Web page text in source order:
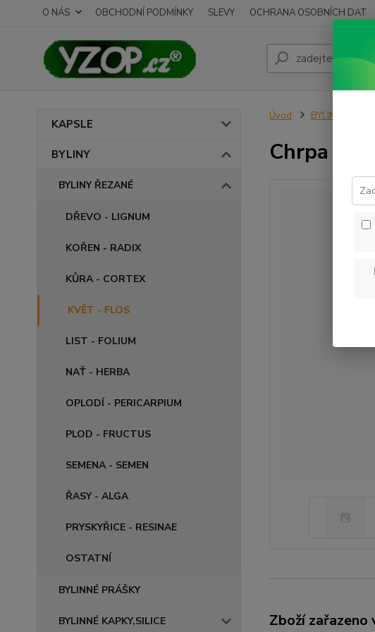
O NÁS OBCHODNÍ PODMÍNKY SLEVY OCHRANA OSOBNÍCH DAT
KAPSLE
BYLINY
BYLINY ŘEZANÉ
DŘEVO - LIGNUM
KOŘEN - RADIX
KŮRA - CORTEX
KVĚT - FLOS
LIST - FOLIUM
NAŤ - HERBA
OPLODÍ - PERICARPIUM
PLOD - FRUCTUS
SEMENA - SEMEN
ŘASY - ALGA
PRYSKYŘICE - RESINAE
OSTATNÍ
BYLINNÉ PRÁŠKY
BYLINNÉ KAPKY,SILICE
Úvod BYLINY
Chrpa
Zboží zařazeno